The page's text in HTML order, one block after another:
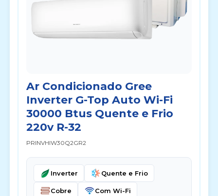
Ar Condicionado Gree
Inverter G-Top Auto Wi-Fi
30000 Btus Quente e Frio
220v R-32
PRINVHIW30Q2GR2
Inverter Quente e Frio
Cobre Com Wi-Fi